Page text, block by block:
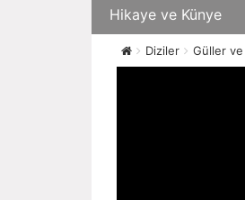
Hikaye ve Künye
Diziler Güller